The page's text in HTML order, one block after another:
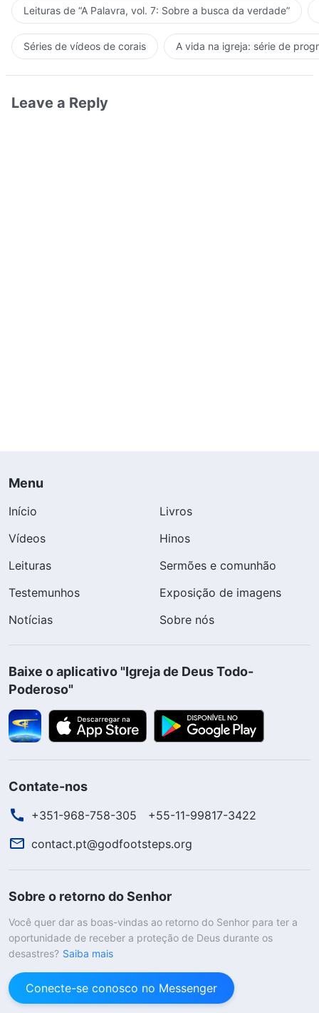
Leituras de “A Palavra, vol. 7: Sobre a busca da verdade”
Séries de vídeos de corais A vida na igreja: série de
Leave a Reply
Menu
Início
Livros
Vídeos
Hinos
Leituras
Sermões e comunhão
Testemunhos
Exposição de imagens
Notícias
Sobre nós
Baixe o aplicativo "Igreja de Deus Todo-
Poderoso"
Contate-nos
+351-968-758-305
+55-11-99817-3422
contact.pt@godfootsteps.org
Sobre o retorno do Senhor
Você quer dar as boas-vindas ao retorno do Senhor para ter a
oportunidade de receber a proteção de Deus durante os
desastres? Saiba mais
Conecte-se conosco no Messenger